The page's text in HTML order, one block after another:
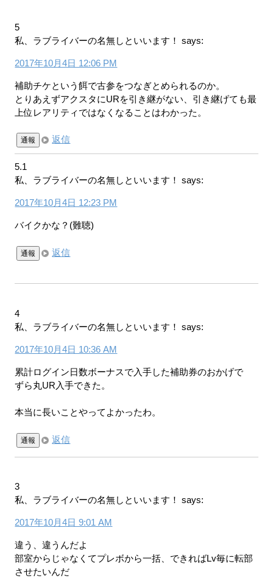
5
私、ラブライバーの名無しといいます！
says:
2017年10月4日 12:06 PM
補助チケという餌で古参をつなぎとめられるのか。
とりあえずアクスタにURを引き継がない、引き継げても最
上位レアリティではなくなることはわかった。
通報 返信
5.1
私、ラブライバーの名無しといいます！
says:
2017年10月4日 12:23 PM
バイクかな？(難聴)
通報 返信
4
私、ラブライバーの名無しといいます！
says:
2017年10月4日 10:36 AM
累計ログイン日数ボーナスで入手した補助券のおかげで
ずら丸UR入手できた。
本当に長いことやってよかったわ。
通報 返信
3
私、ラブライバーの名無しといいます！
says:
2017年10月4日 9:01 AM
違う、違うんだよ
部室からじゃなくてプレボから一括、できればLv毎に転部
させたいんだ